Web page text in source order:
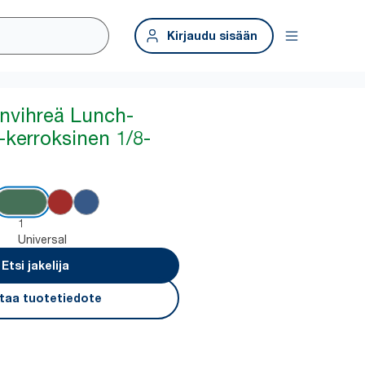
Kirjaudu sisään
Lunch-
1/8-
1
Universal
Etsi jakelija
tuotetiedote